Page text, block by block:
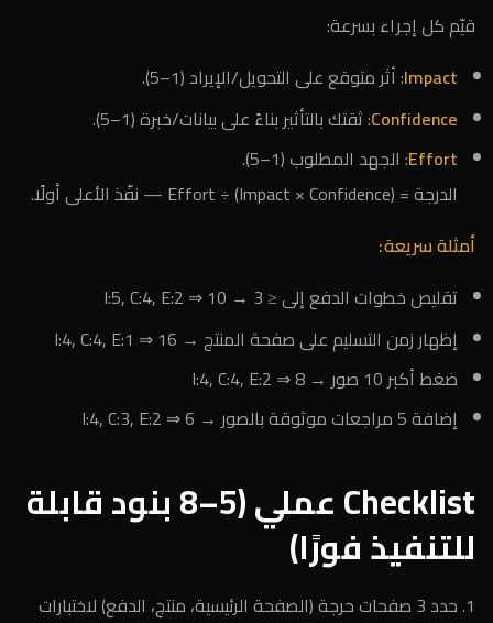
قيّم كل إجراء بسرعة:
Impact: أثر متوقع على التحويل/الإيراد (1–5).
Confidence: ثقتك بالتأثير بناءً على بيانات/خبرة (1–5).
Effort: الجهد المطلوب (1–5).
الدرجة = (Impact × Confidence) ÷ Effort — نفّذ الأعلى أولًا.
أمثلة سريعة:
تقليص خطوات الدفع إلى ≤ 3 → I:5, C:4, E:2 ⇒ 10
إظهار زمن التسليم على صفحة المنتج → I:4, C:4, E:1 ⇒ 16
ضغط أكبر 10 صور → I:4, C:4, E:2 ⇒ 8
إضافة 5 مراجعات موثوقة بالصور → I:4, C:3, E:2 ⇒ 6
Checklist عملي (5–8 بنود قابلة
للتنفيذ فورًا)
حدد 3 صفحات حرجة (الصفحة الرئيسية، منتج، الدفع) لاختبارات